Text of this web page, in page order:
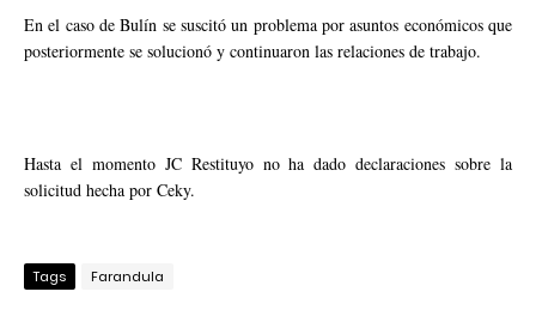
En el caso de Bulín se suscitó un problema por asuntos económicos que
posteriormente se solucionó y continuaron las relaciones de trabajo.
Hasta el momento JC Restituyo no ha dado declaraciones sobre la
solicitud hecha por Ceky.
Tags Farandula